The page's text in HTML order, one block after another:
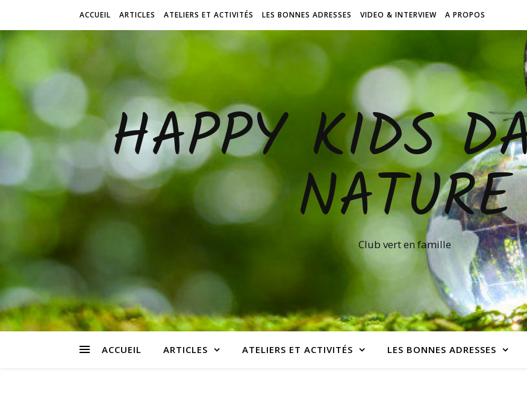
ACCUEIL ARTICLES ATELIERS ET ACTIVITÉS LES BONNES ADRESSES VIDEO & INTERVIEW A PROPOS
HAPPY KIDS
NATURE
Club vert en famille
ACCUEIL ARTICLES ATELIERS ET ACTIVITÉS LES BONNES ADRESSES